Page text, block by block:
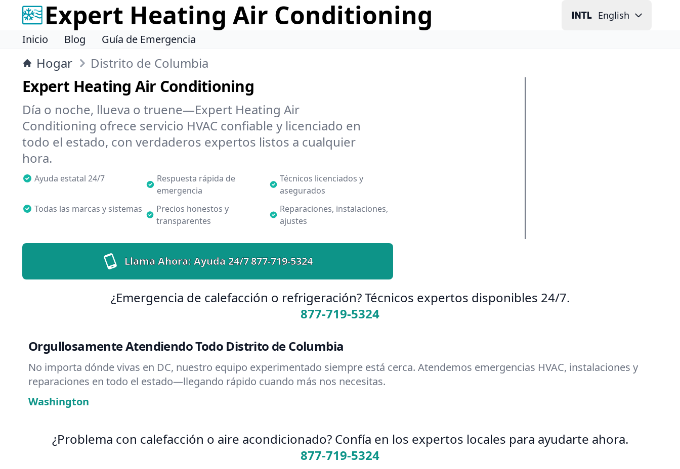
Expert Heating Air Conditioning English
Inicio Blog Guía de Emergencia
Hogar Distrito de Columbia
Expert Heating Air Conditioning
Día o noche, llueva o truene—Expert Heating Air
Conditioning ofrece servicio HVAC confiable y licenciado en
todo el estado, con verdaderos expertos listos a cualquier
hora.
Ayuda estatal 24/7
Respuesta rápida de
emergencia
Técnicos licenciados y
asegurados
Todas las marcas y sistemas
Precios honestos y
transparentes
Reparaciones, instalaciones,
ajustes
Llama Ahora: Ayuda 24/7877-719-5324
¿Emergencia de calefacción o refrigeración? Técnicos expertos disponibles 24/7.
877-719-5324
Orgullosamente Atendiendo Todo Distrito de Columbia
No importa dónde vivas en DC, nuestro equipo experimentado siempre está cerca. Atendemos emergencias HVAC, instalaciones y
reparaciones en todo el estado—llegando rápido cuando más nos necesitas.
Washington
¿Problema con calefacción o aire acondicionado? Confía en los expertos locales para ayudarte ahora.
877-719-5324